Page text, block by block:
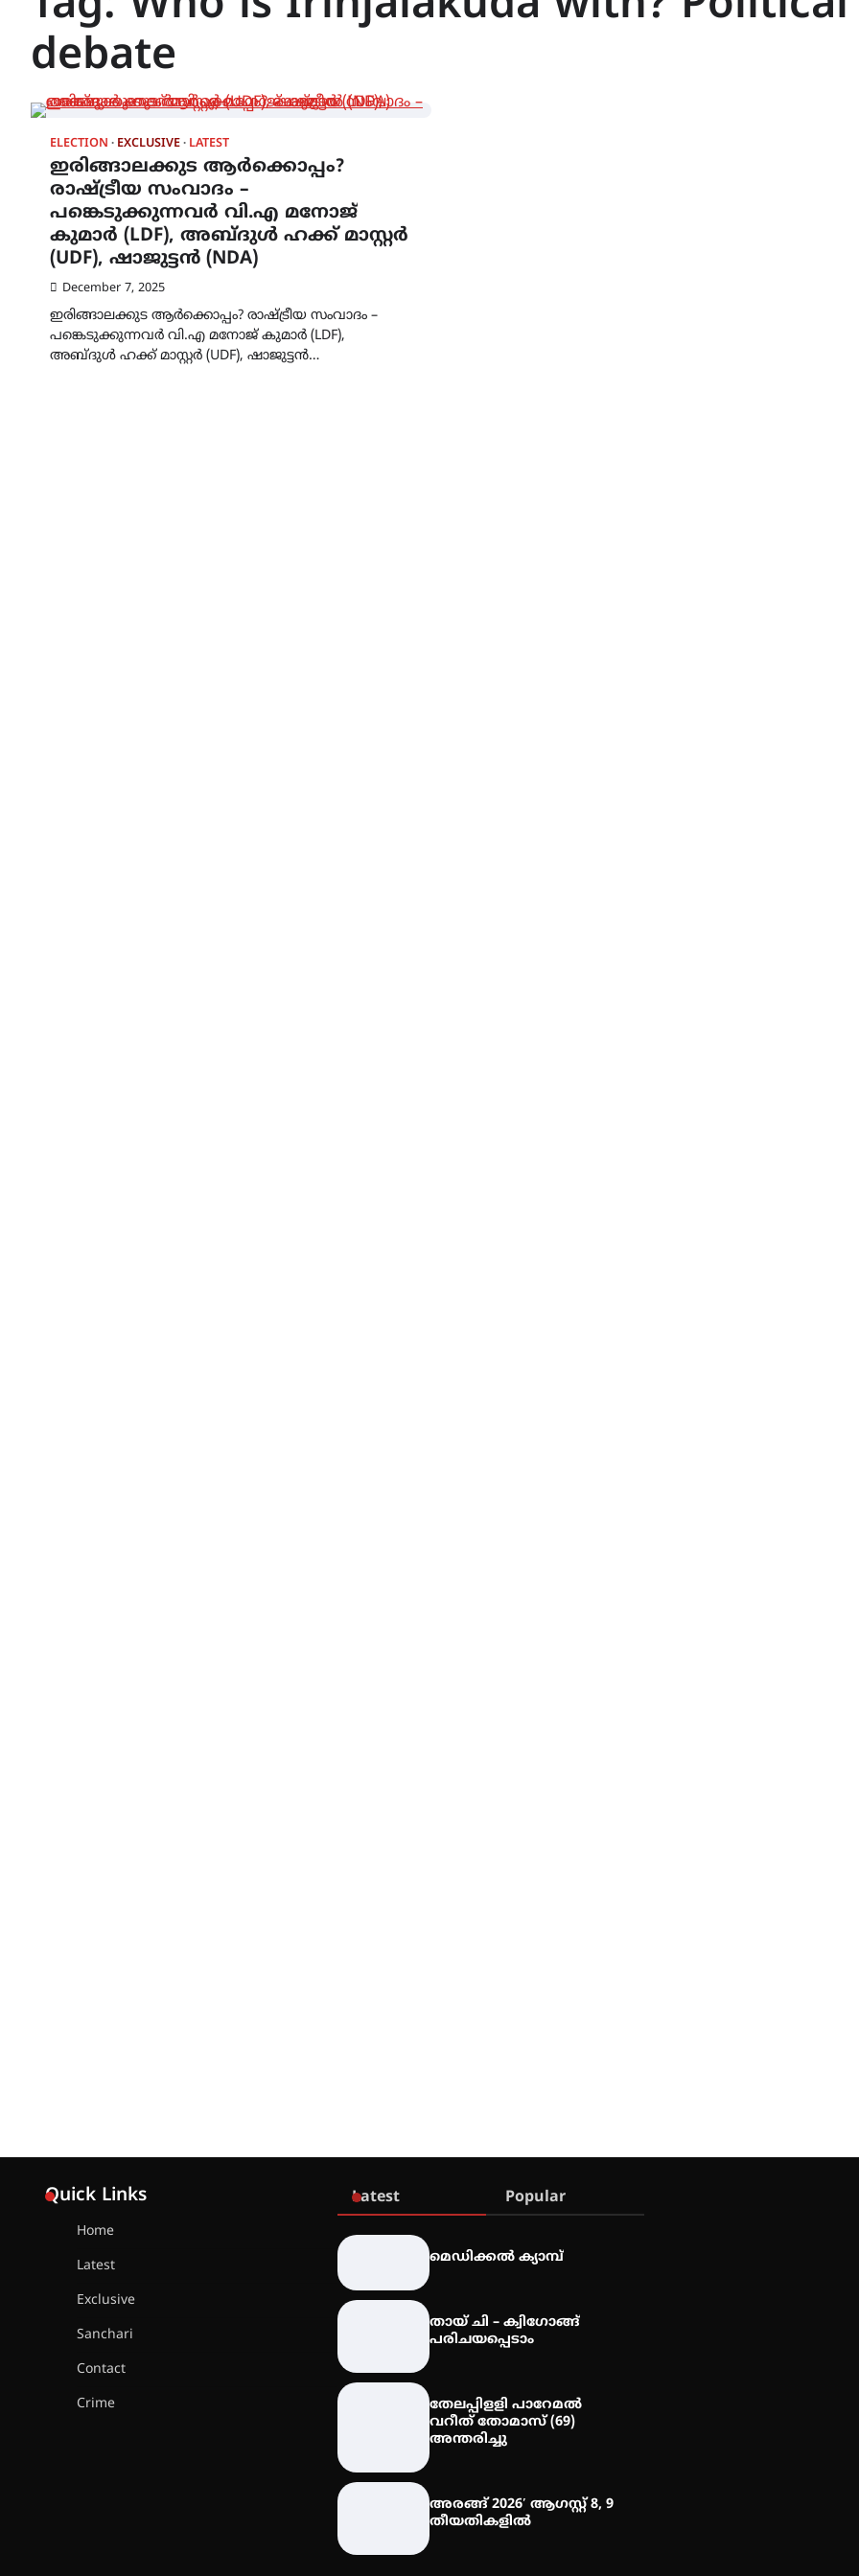
debate
ELECTION EXCLUSIVE LATEST
ഇരിങ്ങാലക്കുട ആർക്കൊപ്പം?
രാഷ്ട്രീയ സംവാദം –
പങ്കെടുക്കുന്നവർ വി.എ മനോജ്
കുമാർ (LDF), അബ്‌ദുൾ ഹക്ക് മാസ്റ്റർ
(UDF), ഷാജുട്ടൻ (NDA)
December 7, 2025
ഇരിങ്ങാലക്കുട ആർക്കൊപ്പം? രാഷ്ട്രീയ സംവാദം –
പങ്കെടുക്കുന്നവർ വി.എ മനോജ് കുമാർ (LDF),
അബ്‌ദുൾ ഹക്ക് മാസ്റ്റർ (UDF), ഷാജുട്ടൻ…
Quick Links
Home
Latest
Exclusive
Sanchari
Contact
Crime
Latest Popular
മെഡിക്കൽ ക്യാമ്പ്
തായ് ചി – ക്വിഗോങ്ങ്
പരിചയപ്പെടാം
തേലപ്പിളളി പാറേമൽ
വറീത് തോമാസ് (69)
അന്തരിച്ചു
അരങ്ങ് 2026′ ആഗസ്റ്റ് 8, 9
തീയതികളിൽ